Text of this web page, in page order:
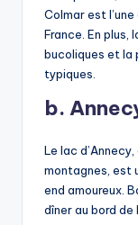
Colmar est
France. En plus,
bucoliques et la
typiques.
b.
Le lac
montagnes, est
end amoureux.
dîner au bord de